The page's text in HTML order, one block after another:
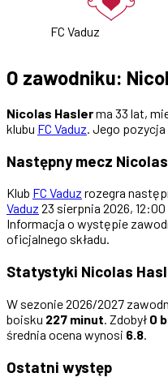
FC Vaduz
O zawodniku:
Nicolas Haslerma 33 lat,
klubu FC Vaduz. Jego
Następny mecz
Klub FC Vaduz rozegra
Vaduz 23 sierpnia 2026,
Informacja o występie
oficjalnego składu.
Statystyki Nicolas
W sezonie 2026/2027
boisku 227 minut. Zdobył 0
średnia ocena wynosi 6.8.
Ostatni występ